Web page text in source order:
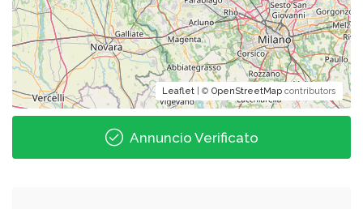
Leaflet | © OpenStreetMap contributors
Annuncio Verificato